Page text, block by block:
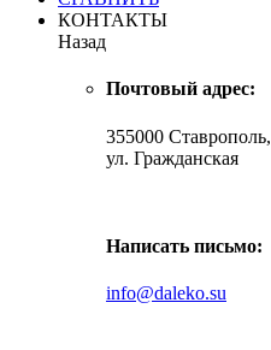
КОНТАКТЫ
Назад
Почтовый адрес:
355000 Ставрополь,
ул. Гражданская
Написать письмо:
info@daleko.su